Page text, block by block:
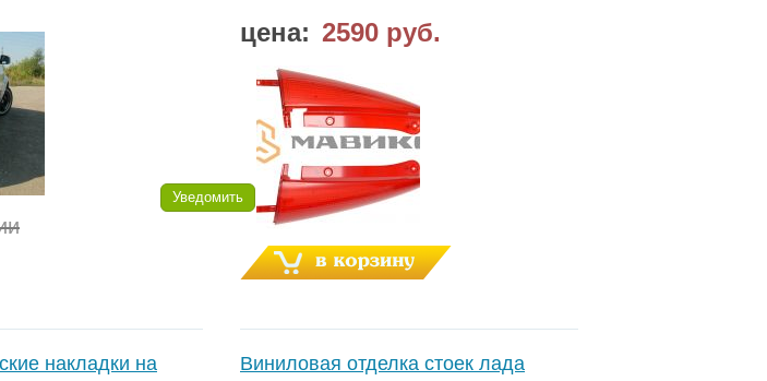
Уведомить
цена: 2590 руб.
накладки на
Виниловая отделка стоек лада